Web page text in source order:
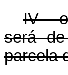
IV -
será
parcela